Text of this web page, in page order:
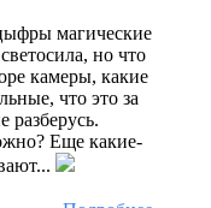
магические
но что
камеры, какие
что это за
разберусь.
Еще какие-